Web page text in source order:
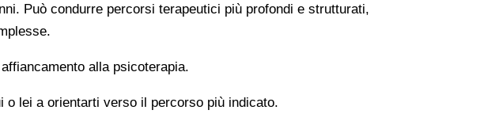
Può condurre percorsi terapeutici più profondi e strutturati,
alla psicoterapia.
lei a orientarti verso il percorso più indicato.